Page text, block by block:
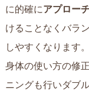
に的確にアプロー
けることなくバラ
しやすくなります。
身体の使い方の修
ニングも行いダブ